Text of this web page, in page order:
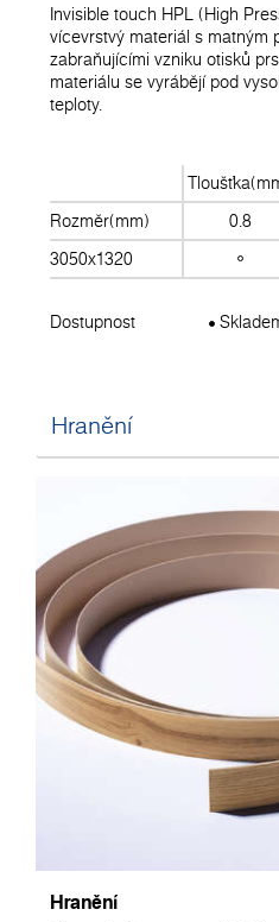
Invisible touch HPL (High
vícevrstvý materiál s matným
zabraňujícími vzniku otisků
materiálu se vyrábějí pod
teploty.
Rozměr(mm)
0.8
3050x1320
Dostupnost
Hranění
Hranění